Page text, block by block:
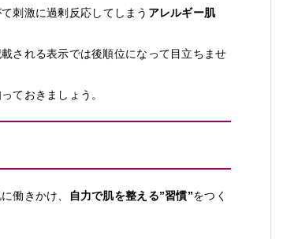
刺激に過剰反応してしまう アレルギー肌
される表示では後順位になって目立ちませ
ておきましょう。
働きかけ、 自力で肌を整える”習慣”をつく